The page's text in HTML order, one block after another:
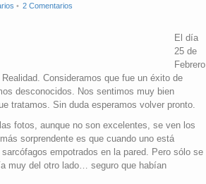
2 Comentarios
El día
25 de
Febrero
Consideramos que fue un éxito de
desconocidos. Nos sentimos muy bien
tratamos. Sin duda esperamos volver pronto.
fotos, aunque no son excelentes, se ven los
sorprendente es que cuando uno está
empotrados en la pared. Pero sólo se
muy del otro lado… seguro que habían